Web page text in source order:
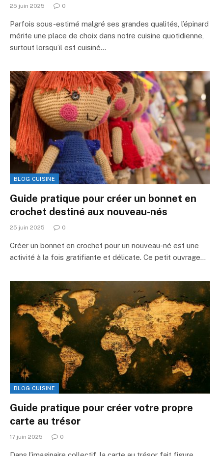
25 juin 2025 0
Parfois sous-estimé malgré ses grandes qualités, l’épinard
mérite une place de choix dans notre cuisine quotidienne,
surtout lorsqu’il est cuisiné…
BLOG CUISINE
Guide pratique pour créer un bonnet en
crochet destiné aux nouveau-nés
25 juin 2025 0
Créer un bonnet en crochet pour un nouveau-né est une
activité à la fois gratifiante et délicate. Ce petit ouvrage…
BLOG CUISINE
Guide pratique pour créer votre propre
carte au trésor
17 juin 2025 0